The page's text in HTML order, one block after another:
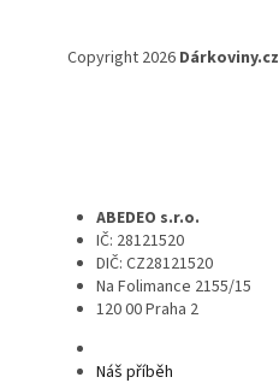
Copyright 2026 Dárkoviny.cz
ABEDEO s.r.o.
IČ: 28121520
DIČ: CZ28121520
Na Folimance 2155/15
120 00 Praha 2
Náš příběh